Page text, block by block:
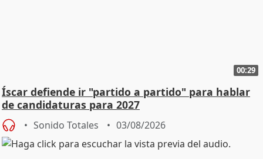
00:29
Íscar defiende ir "partido a partido" para hablar
de candidaturas para 2027
Sonido Totales 03/08/2026